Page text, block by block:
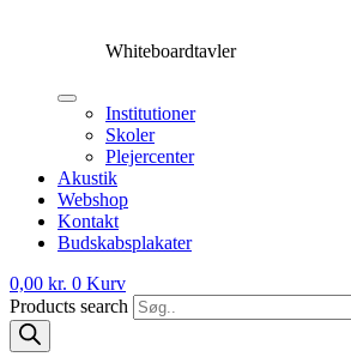
Whiteboardtavler
Institutioner
Skoler
Plejercenter
Akustik
Webshop
Kontakt
Budskabsplakater
0,00 kr. 0 Kurv
Products search